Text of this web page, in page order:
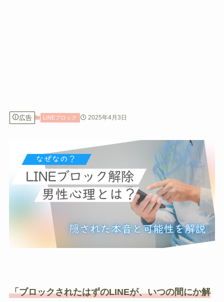
広告 LINEブロック 2025年4月3日
「ブロックされたはずのLINEが、いつの間にか解